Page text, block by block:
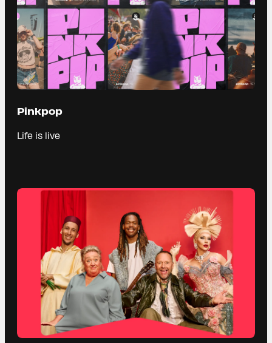
Pinkpop
Life is live